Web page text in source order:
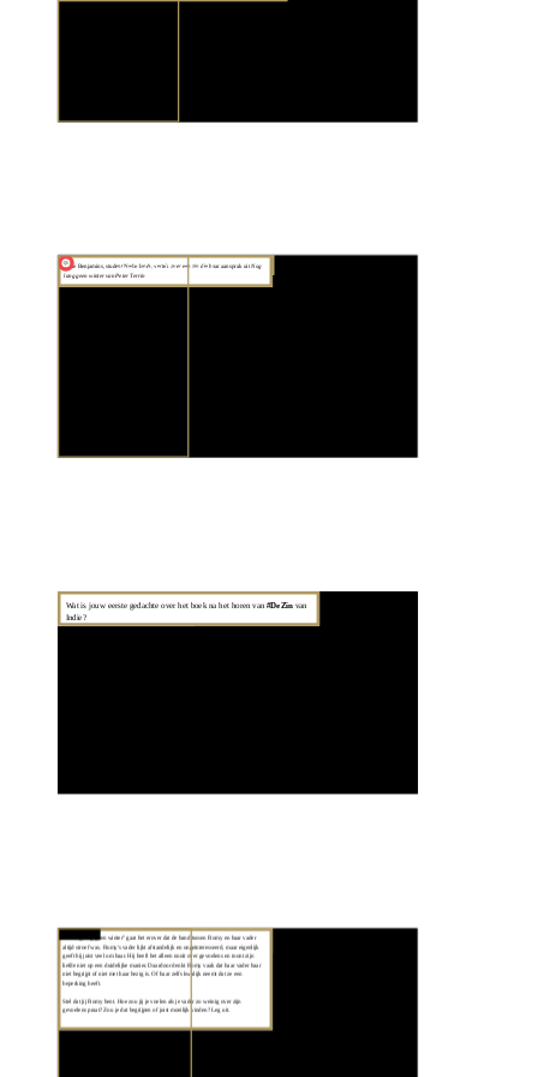
#DeZin
Indie Benjamins, student Nederlands, vertelt over een zin die haar aansprak uit Nog
lang geen winter van Peter Terrinvan Indie Benjamins
#DeZin
Wat is jouw eerste gedachte over het boek na het horen van #DeZin van
Indie?
Imagoprobleem
In ''Nog lang geen winter'' gaat het erover dat de band tussen Romy en haar vader
altijd stroef was. Romy's vader lijkt afstandelijk en ongeïnteresseerd, maar eigenlijk
geeft hij juist veel om haar. Hij heeft het alleen nooit over gevoelens en toont zijn
liefde niet op een duidelijke manier. Daardoor denkt Romy vaak dat haar vader haar
niet begrijpt of niet met haar bezig is. Of haar zelfs kwalijk neemt dat ze een
beperking heeft.
Stel dat jij Romy bent. Hoe zou jij je voelen als je vader zo weinig over zijn
gevoelens praat? Zou je dat begrijpen of juist moeilijk vinden? Leg uit.